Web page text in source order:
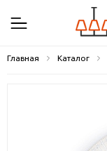
Главная Каталог